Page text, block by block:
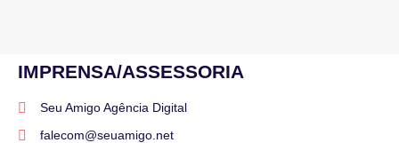
IMPRENSA/ASSESSORIA
Seu Amigo Agência Digital
falecom@seuamigo.net